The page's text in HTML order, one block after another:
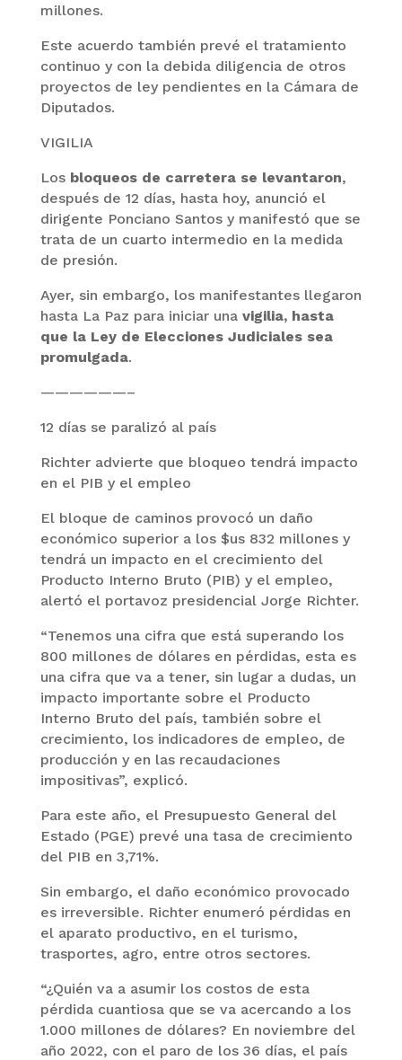
millones.
Este acuerdo también prevé el tratamiento
continuo y con la debida diligencia de otros
proyectos de ley pendientes en la Cámara de
Diputados.
VIGILIA
Losbloqueos de carretera se levantaron,
después de 12 días, hasta hoy, anunció el
dirigente Ponciano Santos y manifestó que se
trata de un cuarto intermedio en la medida
de presión.
Ayer, sin embargo, los manifestantes llegaron
hasta La Paz para iniciar una vigilia, hasta
que la Ley de Elecciones Judiciales sea
promulgada.
——————–
12 días se paralizó al país
Richter advierte que bloqueo tendrá impacto
en el PIB y el empleo
El bloque de caminos provocó un daño
económico superior a los $us 832 millones y
tendrá un impacto en el crecimiento del
Producto Interno Bruto (PIB) y el empleo,
alertó el portavoz presidencial Jorge Richter.
“Tenemos una cifra que está superando los
800 millones de dólares en pérdidas, esta es
una cifra que va a tener, sin lugar a dudas, un
impacto importante sobre el Producto
Interno Bruto del país, también sobre el
crecimiento, los indicadores de empleo, de
producción y en las recaudaciones
impositivas”, explicó.
Para este año, el Presupuesto General del
Estado (PGE) prevé una tasa de crecimiento
del PIB en 3,71%.
Sin embargo, el daño económico provocado
es irreversible. Richter enumeró pérdidas en
el aparato productivo, en el turismo,
trasportes, agro, entre otros sectores.
“¿Quién va a asumir los costos de esta
pérdida cuantiosa que se va acercando a los
1.000 millones de dólares? En noviembre del
año 2022, con el paro de los 36 días, el país